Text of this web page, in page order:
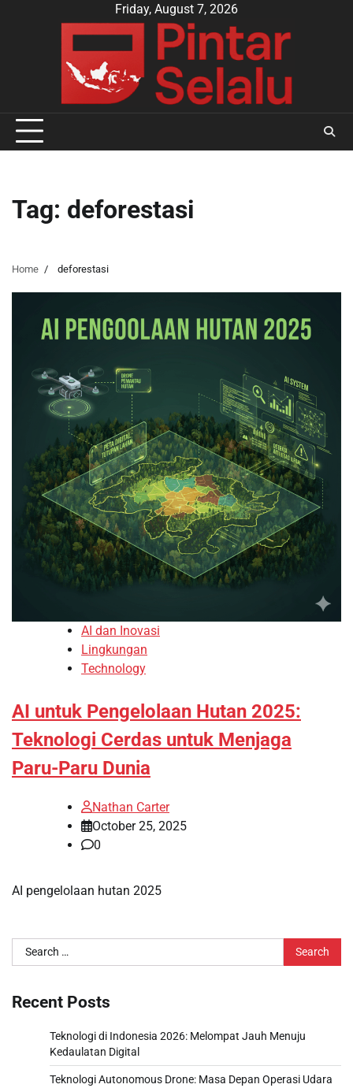
Friday, August 7, 2026
Tag: deforestasi
Home deforestasi
AI dan Inovasi
Lingkungan
Technology
AI untuk Pengelolaan Hutan 2025:
Teknologi Cerdas untuk Menjaga
Paru-Paru Dunia
Nathan Carter
October 25, 2025
0
AI pengelolaan hutan 2025
Search
for:
Recent Posts
Teknologi di Indonesia 2026: Melompat Jauh Menuju
Kedaulatan Digital
Teknologi Autonomous Drone: Masa Depan Operasi Udara